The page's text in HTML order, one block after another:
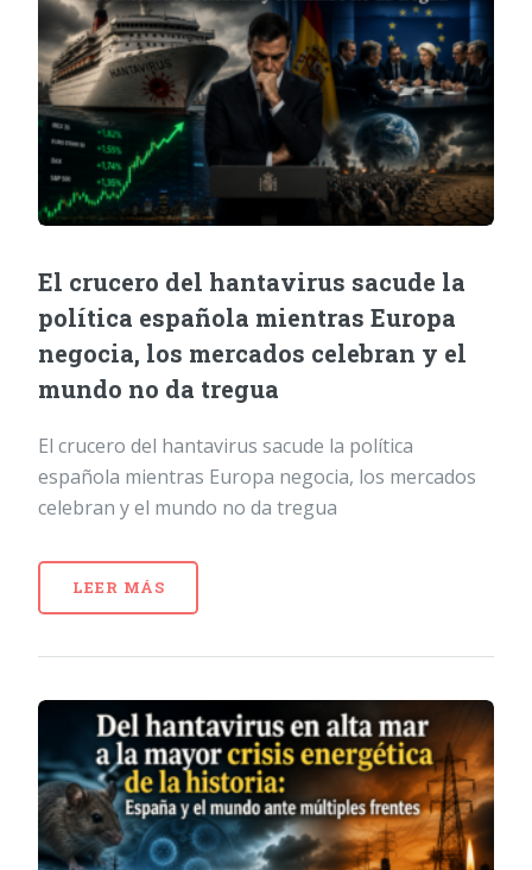
El crucero del hantavirus sacude la
política española mientras Europa
negocia, los mercados celebran y el
mundo no da tregua
El crucero del hantavirus sacude la política
española mientras Europa negocia, los mercados
celebran y el mundo no da tregua
LEER MÁS